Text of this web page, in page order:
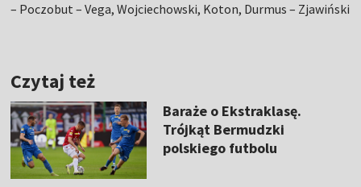
– Poczobut – Vega, Wojciechowski, Koton, Durmus – Zjawiński
Czytaj też
Baraże o Ekstraklasę.
Trójkąt Bermudzki
polskiego futbolu